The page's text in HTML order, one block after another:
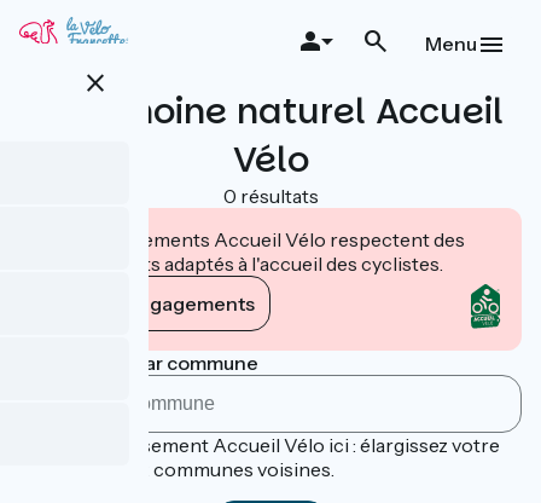
au
close
Menu
Patrimoine naturel Accueil
Vélo
0 résultats
Les établissements Accueil Vélo respectent des
engagements adaptés à l'accueil des cyclistes.
Voir les engagements
Rechercher par commune
Aucun établissement Accueil Vélo ici : élargissez votre
recherche aux communes voisines.